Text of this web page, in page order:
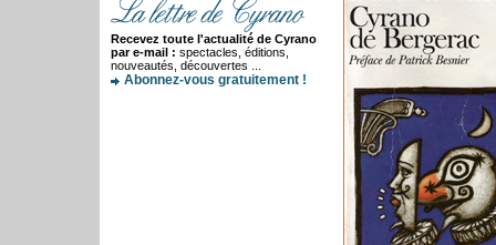
Recevez toute l'actualité de Cyrano
par e-mail : spectacles, éditions,
nouveautés, découvertes ...
Abonnez-vous gratuitement !